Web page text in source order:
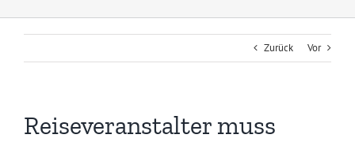
Zurück Vor
Reiseveranstalter muss